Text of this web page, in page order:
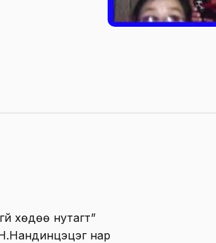
хөдөө нутагт”
Н.Нандинцэцэг нар